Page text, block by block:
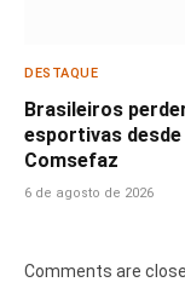
DESTAQUE
Brasileiros
esportivas
Comsefaz
6 de agosto de 2026
Comments are